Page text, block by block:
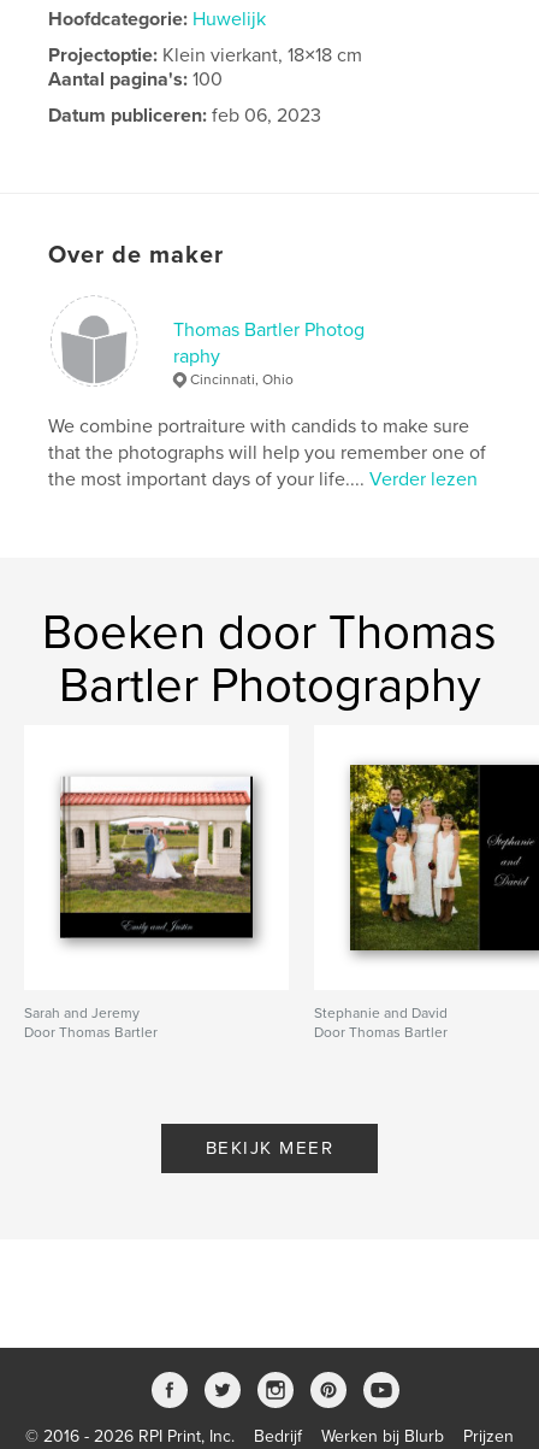
Hoofdcategorie: Huwelijk
Projectoptie: Klein vierkant, 18×18 cm
Aantal pagina's:100
Datum publiceren: feb 06, 2023
Over de maker
Thomas Bartler Photog
raphy
Cincinnati, Ohio
We combine portraiture with candids to make sure
that the photographs will help you remember one of
the most important days of your life....Verder lezen
Boeken door Thomas
Bartler Photography
Sarah and Jeremy
Door Thomas Bartler
Stephanie and David
Door Thomas Bartler
BEKIJK MEER
© 2016 - 2026 RPI Print, Inc. Bedrijf Werken bij Blurb Prijzen